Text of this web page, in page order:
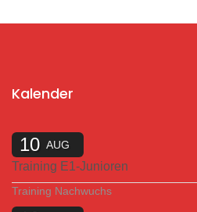
Kalender
10 AUG
Training E1-Junioren
Training Nachwuchs